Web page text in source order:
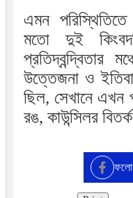
এমন পরিস্থিতিতে
মতো দুই
প্রতিদ্বন্দ্বিতার
উত্তেজনা ও
ছিল, সেখানে এখন
রঙ, কাউন্সিলর